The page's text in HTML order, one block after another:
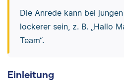
Die Anrede kann bei
lockerer sein, z. B. „Hallo
Team“.
Einleitung